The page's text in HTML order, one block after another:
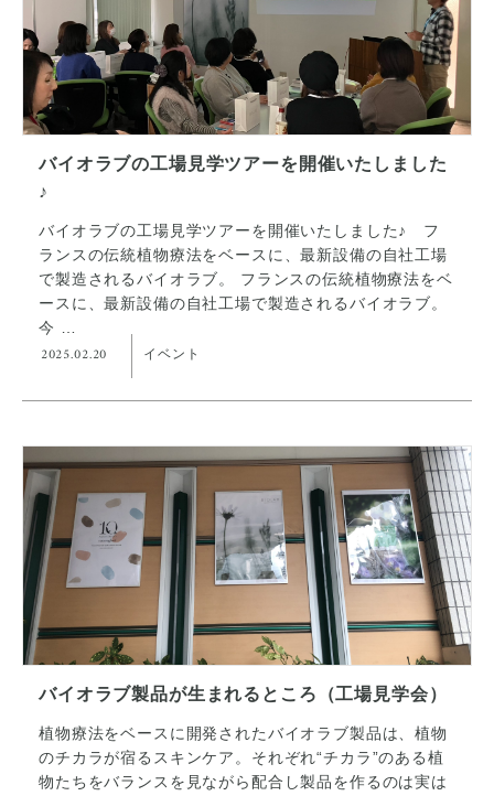
バイオラブの工場見学ツアーを開催いたしました
♪
バイオラブの工場見学ツアーを開催いたしました♪ フ
ランスの伝統植物療法をベースに、最新設備の自社工場
で製造されるバイオラブ。 フランスの伝統植物療法をベ
ースに、最新設備の自社工場で製造されるバイオラブ。
今 …
2025.02.20 イベント
バイオラブ製品が生まれるところ（工場見学会）
植物療法をベースに開発されたバイオラブ製品は、植物
のチカラが宿るスキンケア。それぞれ“チカラ”のある植
物たちをバランスを見ながら配合し製品を作るのは実は